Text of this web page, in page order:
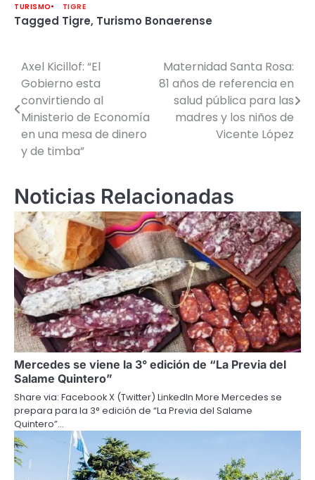
TURISMO
TIGRE
Tagged Tigre, Turismo Bonaerense
Navegación
de
entradas
Axel Kicillof: “El
Gobierno esta
convirtiendo al
Ministerio de Economía
en una mesa de dinero
y de timba”
Maternidad Santa Rosa:
81 años de referencia en
salud pública para las
madres y los niños de
Vicente López
Noticias Relacionadas
Mercedes se viene la 3° edición de “La Previa del
Salame Quintero”
Share via: Facebook X (Twitter) LinkedIn More Mercedes se
prepara para la 3° edición de “La Previa del Salame
Quintero”…